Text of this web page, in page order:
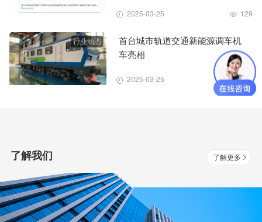
2025-03-25 129
行业动态
首台城市轨道交通新能源调车机
车亮相
2025-03-25 85
了解我们 了解更多